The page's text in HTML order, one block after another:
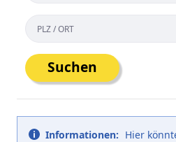
Suchen
Informationen: Hier